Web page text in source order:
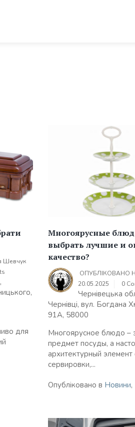
Шевчук
для
Многоярусные
выбрать лучшие и
качество?
ОПУБЛІКОВАНО
20.05.2025
0
Чернівецька
Чернівці, вул. Богдана
91А, 58000
Многоярусное блюдо –
предмет посуды, а
архитектурный элемент
сервировки,...
Опубліковано в Новини,